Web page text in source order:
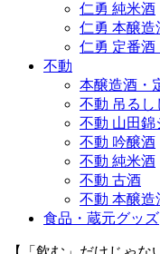
仁勇 純米酒
仁勇 本醸造
仁勇 定番酒
不動
本醸造酒・
不動 吊るし
不動 山田錦
不動 吟醸酒
不動 純米酒
不動 古酒
不動 本醸造
食品・蔵元グッズ